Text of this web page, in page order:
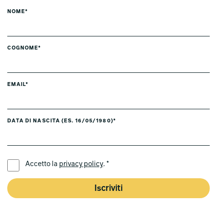
NOME*
COGNOME*
EMAIL*
DATA DI NASCITA (ES. 16/05/1980)*
Accetto la privacy policy. *
Iscriviti